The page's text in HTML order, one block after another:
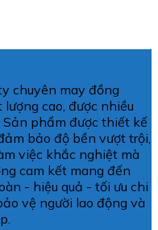
chuyên may đồng
cao, được nhiều
phẩm được thiết kế
bảo độ bền vượt trội,
việc khắc nghiệt mà
cam kết mang đến
- hiệu quả - tối ưu chi
vệ người lao động và